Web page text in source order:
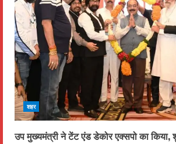
शहर
उप मुख्यमंत्री ने टेंट एंड डेकोर एक्सपो का किया,